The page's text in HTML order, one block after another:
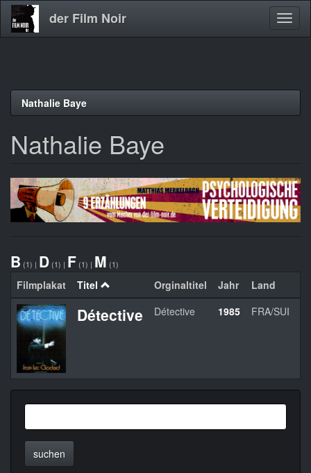
Direkt
der Film Noir
Nathalie Baye
Nathalie Baye
B (1) | D (1) | F (1) | M (1)
Filmplakat Titel Orginaltitel Jahr Land
Détective Détective 1985 FRA/SUI
suchen